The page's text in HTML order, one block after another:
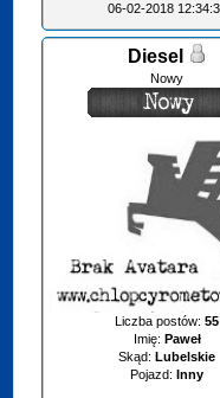
06-02-2018
Diesel
Nowy
Liczba postów:55
Imię: Paweł
Skąd: Lubelskie
Pojazd: Inny